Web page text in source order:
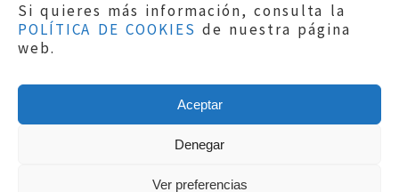
Si quieres más información, consulta la
POLÍTICA DE COOKIES de nuestra página
web.
Aceptar
Denegar
Ver preferencias
Aviso legal|Política de privacidad|
Protección de Datos
Política de cookies
Copyright © 2019El Justicia de Aragón|
Sephor Consulting